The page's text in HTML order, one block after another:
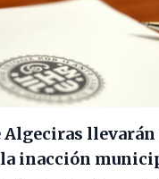
Algeciras
la inacción